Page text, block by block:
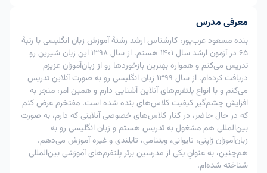
1
لغو کلاس
80%
با اعمال
جریمه 40%
امکان پذیر
2
تغییر
زمان
کلاس
امکان
پذیرنیست
امکان
پذیرنیست
امکان پذیر
3 لغوتوافقی
امکان پذیر
با تایید استاد
امکان پذیر
با تایید استاد
-
معرفی مدرس
بنده مسعود عرب‌پور، کارشناس ارشد رشتهٔ آموزش زبان انگلیسی با رتبهٔ
65 در آزمون ارشد سال ١4٠١ هستم. از سال 1398 این زبان شیرین رو
تدریس می‌کنم و همواره بهترین بازخوردها رو از زبان‌آموزان عزیزم
دریافت کرده‌ام. از سال 1399 زبان انگلیسی رو به صورت آنلاین تدریس
می‌کنم و با انواع پلتفرم‌های آنلاین آشنایی دارم و همین امر، منجر به
افزایش چشم‌گیر کیفیت کلاس‌های بنده شده است. مفتخرم عرض کنم
که در حال حاضر، در کنار کلاس‌های خصوصی آنلاینی که دارم، به صورت
بین‌المللی هم مشغول به تدریس هستم و زبان انگلیسی رو به
زبان‌آموزان ژاپنی، تایوانی، ویتنامی، تایلندی و غیره آموزش می‌دهم.
هم‌چنین، به عنوانِ یکی از مدرسین برتر پلتفرم‌های آموزشی بین‌المللی
شناخته شده‌ام.